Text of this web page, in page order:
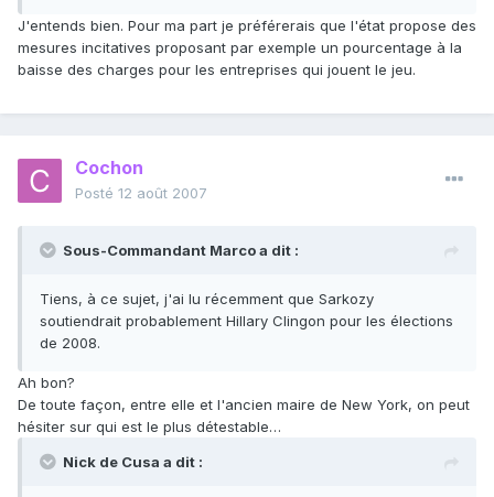
J'entends bien. Pour ma part je préférerais que l'état propose des
mesures incitatives proposant par exemple un pourcentage à la
baisse des charges pour les entreprises qui jouent le jeu.
Cochon
Posté 12 août 2007
Sous-Commandant Marco a dit :
Tiens, à ce sujet, j'ai lu récemment que Sarkozy
soutiendrait probablement Hillary Clingon pour les élections
de 2008.
Ah bon?
De toute façon, entre elle et l'ancien maire de New York, on peut
hésiter sur qui est le plus détestable…
Nick de Cusa a dit :